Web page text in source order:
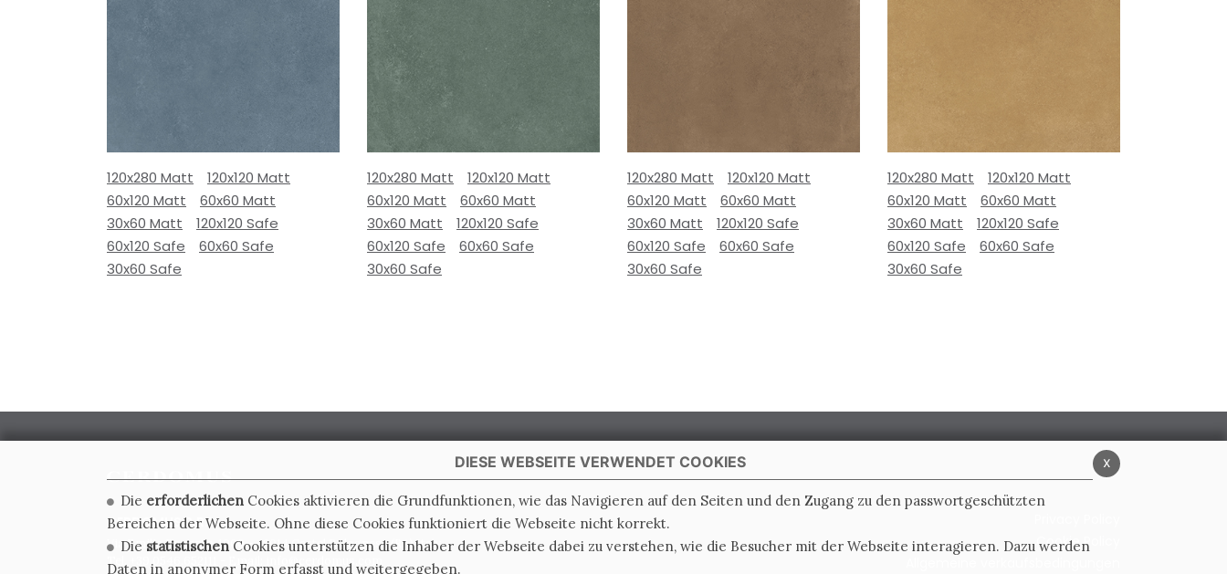
120x280 Matt
120x120 Matt
60x120 Matt
60x60 Matt
30x60 Matt
120x120 Safe
60x120 Safe
60x60 Safe
30x60 Safe
120x280 Matt
120x120 Matt
60x120 Matt
60x60 Matt
30x60 Matt
120x120 Safe
60x120 Safe
60x60 Safe
30x60 Safe
120x280 Matt
120x120 Matt
60x120 Matt
60x60 Matt
30x60 Matt
120x120 Safe
60x120 Safe
60x60 Safe
30x60 Safe
120x280 Matt
120x120 Matt
60x120 Matt
60x60 Matt
30x60 Matt
120x120 Safe
60x120 Safe
60x60 Safe
30x60 Safe
CERDOMUS S.R.L.
Via Emilia Ponente, 1000 - 48014 Castel Bolognese (RA) Italy
Tel. +39.0546.652111 - Email: info@cerdomus.com
Cookie Policy
x
DIESE WEBSEITE VERWENDET COOKIES
Die erforderlichen Cookies aktivieren die Grundfunktionen, wie das Navigieren auf den Seiten und den Zugang zu den passwortgeschützten
Bereichen der Webseite. Ohne diese Cookies funktioniert die Webseite nicht korrekt.
Die statistischen Cookies unterstützen die Inhaber der Webseite dabei zu verstehen, wie die Besucher mit der Webseite interagieren. Dazu werden
Daten in anonymer Form erfasst und weitergegeben.